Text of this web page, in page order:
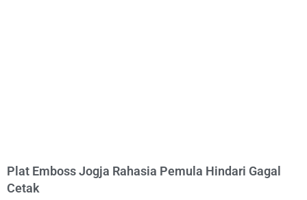
Plat Emboss Jogja Rahasia Pemula Hindari Gagal
Cetak